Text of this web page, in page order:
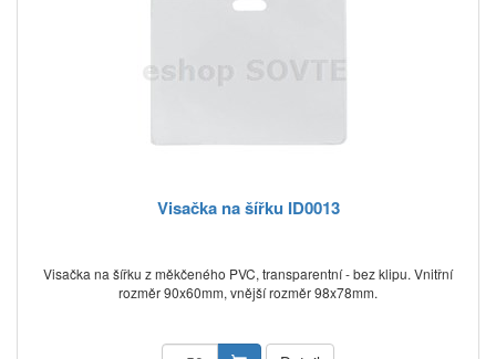
Visačka na šířku ID0013
Visačka na šířku z měkčeného PVC, transparentní - bez klipu. Vnitřní
rozměr 90x60mm, vnější rozměr 98x78mm.